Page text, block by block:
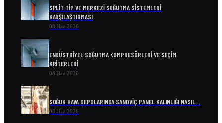
SPLIT TIP VE MERKEZI SOĞUTMA SISTEMLERI
KARŞILAŞTIRMASI
08 Haz 2026
ENDÜSTRIYEL SOĞUTMA KOMPRESÖRLERI VE SEÇIM
KRITERLERI
08 Haz 2026
SOĞUK HAVA DEPOLARINDA SANDVIÇ PANEL KALINLIĞI NASIL…
08 Haz 2026